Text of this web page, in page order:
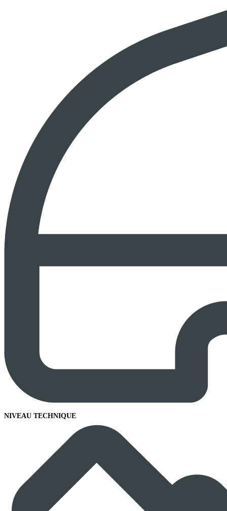
NIVEAU TECHNIQUE